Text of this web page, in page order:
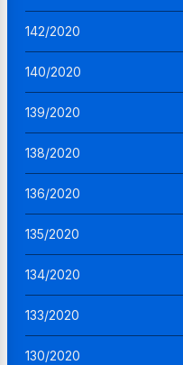
142/2020
140/2020
139/2020
138/2020
136/2020
135/2020
134/2020
133/2020
130/2020